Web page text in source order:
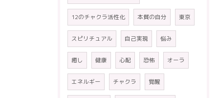
12のチャクラ活性化 本質の自分 東京
スピリチュアル 自己実現 悩み
癒し 健康 心配 恐怖 オーラ
エネルギー チャクラ 覚醒